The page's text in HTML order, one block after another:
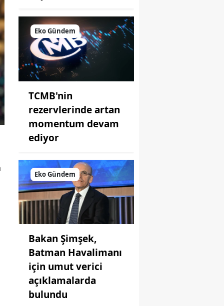
Eko Gündem
TCMB'nin
rezervlerinde artan
momentum devam
ediyor
Eko Gündem
Bakan Şimşek,
Batman Havalimanı
için umut verici
açıklamalarda
bulundu